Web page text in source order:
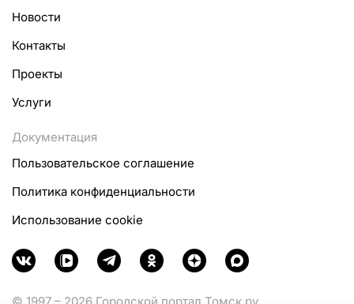
Новости
Контакты
Проекты
Услуги
Документация
Пользовательское соглашение
Политика конфиденциальности
Использование cookie